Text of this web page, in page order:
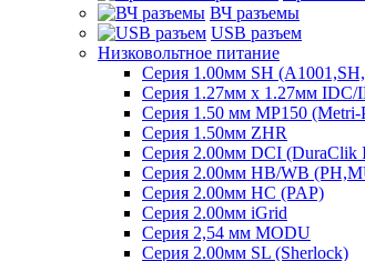
ВЧ разъемы
USB разъем
Низковольтное питание
Серия 1.00мм SH
Серия 1.27мм x 1.27мм IDC/
Серия 1.50 мм MP150 (Metri-
Серия 1.50мм ZHR
Серия 2.00мм DCI (DuraClik
Серия 2.00мм HB/WB
Серия 2.00мм HC (PAP)
Серия 2.00мм iGrid
Серия 2,54 мм MODU
Серия 2.00мм SL (Sherlock)